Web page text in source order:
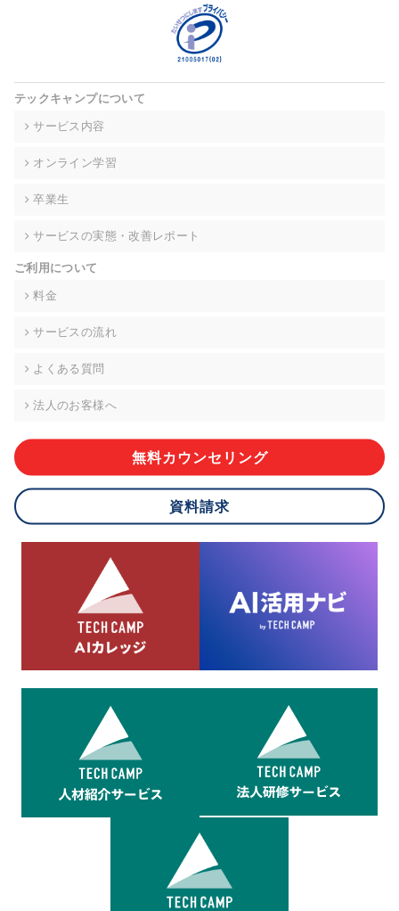
者等に提供することがあります。
当社は事業運営上、前項利用目的の範囲に限って個人情報を外
高い委託先を選定し、個人情報の適正管理・機密保持について
個人情報の開示等(利用目的の通知、開示、内容の訂正・追加・
て、下記の当社問合わせ窓口に申し出ることができます。その
的な期間内に対応いたします。ただし、申請が本人確認が不可
により、ご希望に添えない場合があります。 なお、アクセスロ
グなどの個人情報以外の情報については、原則として開示等は
株式会社div 個人情報問合せ窓口
メールアドレス:privacy_policy@di-v.co.jp
ご本人様が当社に個人情報を提供されるかどうかは任意による
応ができない場合があります。
8.cookieにより取得・分析した情報とその利用について
当社は第三者が運営するデータ・マネジメント・プラットフォ
ームからcookieにより収集されたウェブの閲覧機歴及びその分
析結果を取得し、これをお客様の個人データと結びつけた上
で、広告配信等の目的で利用いたします。
テックキャンプについて
サービス内容
オンライン学習
卒業生
サービスの実態・改善レポート
ご利用について
料金
サービスの流れ
よくある質問
法人のお客様へ
無料カウンセリング
資料請求